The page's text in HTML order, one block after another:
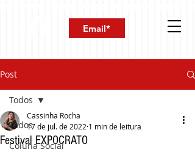
Post
Todos
Coluna Social
Todos
Festival EXPOCRATO
Cassinha Rocha
17 de jul. de 2022 1 min de leitura